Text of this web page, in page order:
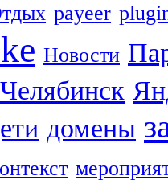
payeer
Новости
Челябинск
домены